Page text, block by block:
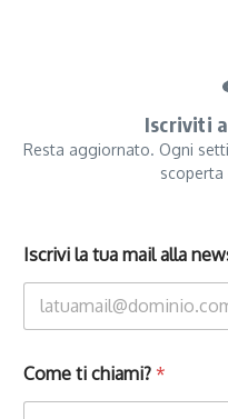
Iscriviti
Resta aggiornato. Ogni
scoperta
Iscrivi la tua mail alla
Come ti chiami? *